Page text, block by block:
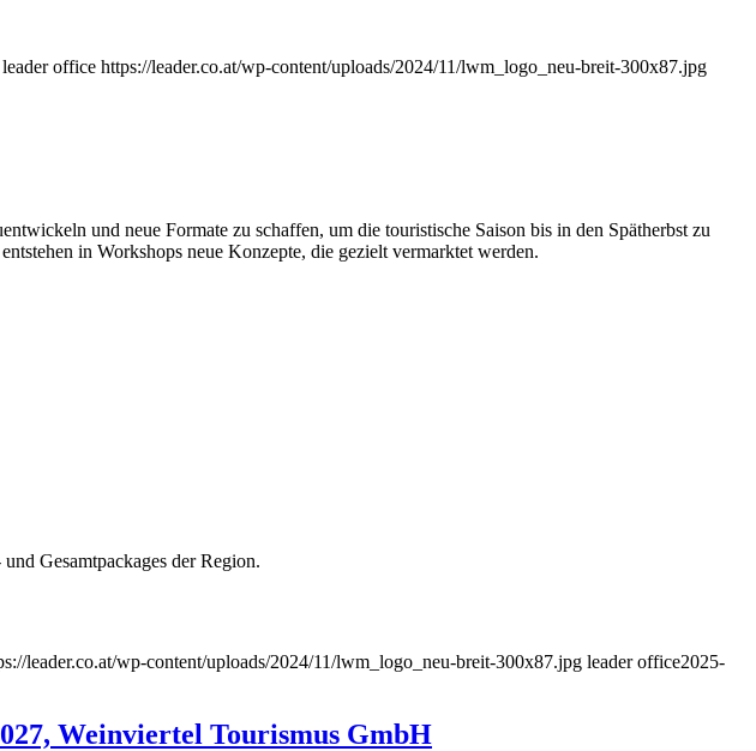
leader office https://leader.co.at/wp-content/uploads/2024/11/lwm_logo_neu-breit-300x87.jpg
und neue Formate zu schaffen, um die touristische Saison bis in den Spätherbst zu
in Workshops neue Konzepte, die gezielt vermarktet werden.
Gesamtpackages der Region.
leader.co.at/wp-content/uploads/2024/11/lwm_logo_neu-breit-300x87.jpg leader office2025-
Weinviertel Tourismus GmbH